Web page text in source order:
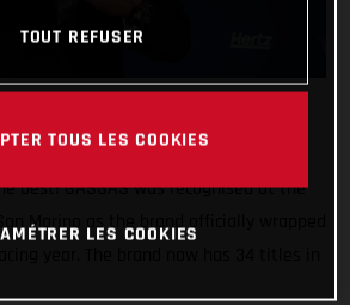
best! GASGAS was recognised at the
Marino as the brand officially wrapped
TOUT REFUSER
TOUS LES COOKIES
LES COOKIES